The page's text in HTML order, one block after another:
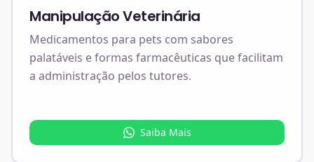
Manipulação Veterinária
Medicamentos para pets com sabores
palatáveis e formas farmacêuticas que facilitam
a administração pelos tutores.
Saiba Mais